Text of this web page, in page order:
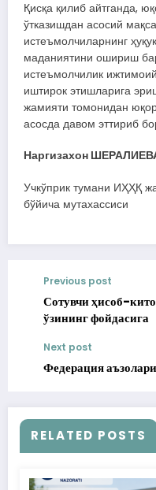
Қисқа қилиб айтганда,
ўтказишдан асосий
истеъмолчиларнинг
маданиятини ошириш
истеъмолчилик
иштирок этишларига
жамияти томонидан
асосда давом эттириб
Наргизахон
Учкўприк тумани ИҲҲҚ
бўйича мутахассиси
Previous post
Сотувчи ҳисоб-
ўзининг фойдасига
Next post
Федерация
RELATED POSTS